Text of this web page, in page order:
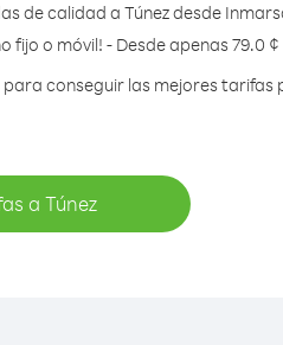
de calidad a Túnez desde
fijo o móvil! - Desde apenas 79.0
conseguir las mejores tarifas
a Túnez